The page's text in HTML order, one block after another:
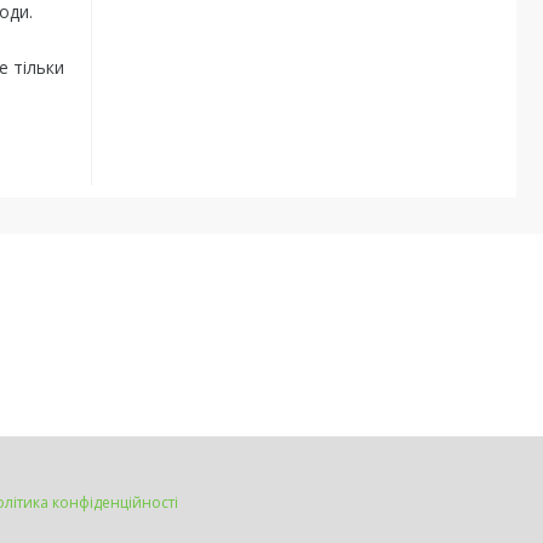
тільки
конфіденційності